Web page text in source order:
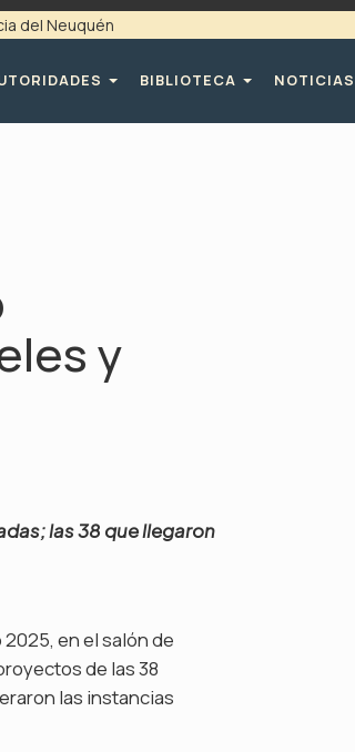
del Neuquén
BIBLIOTECA NOTICIAS
y
las 38 que llegaron
en el salón de
de las 38
las instancias